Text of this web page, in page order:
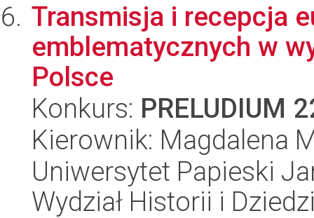
Transmisja i recepcja
emblematycznych w
Polsce
Konkurs: PRELUDIUM
Kierownik: Magdalena
Uniwersytet Papieski
Wydział Historii i